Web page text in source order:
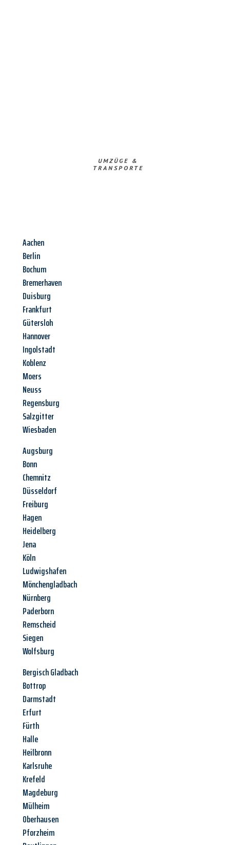
UMZÜGE &
TRANSPORTE
Aachen
Berlin
Bochum
Bremerhaven
Duisburg
Frankfurt
Gütersloh
Hannover
Ingolstadt
Koblenz
Moers
Neuss
Regensburg
Salzgitter
Wiesbaden
Augsburg
Bonn
Chemnitz
Düsseldorf
Freiburg
Hagen
Heidelberg
Jena
Köln
Ludwigshafen
Mönchengladbach
Nürnberg
Paderborn
Remscheid
Siegen
Wolfsburg
Bergisch Gladbach
Bottrop
Darmstadt
Erfurt
Fürth
Halle
Heilbronn
Karlsruhe
Krefeld
Magdeburg
Mülheim
Oberhausen
Pforzheim